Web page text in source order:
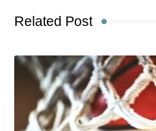
Related Post